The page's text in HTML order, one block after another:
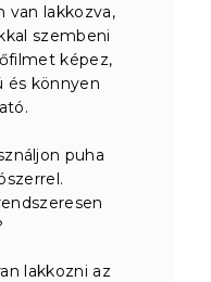
van lakkozva,
szembeni
képez,
és könnyen
puha
lakkozni az